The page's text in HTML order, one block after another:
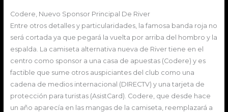
Codere, Nuevo Sponsor Principal De River
Entre otros detalles y particularidades, la famosa banda roja no
será cortada ya que pegará la vuelta por arriba del hombro y la
espalda. La camiseta alternativa nueva de River tiene en el
centro como sponsor a una casa de apuestas (Codere) y es
factible que sume otros auspiciantes del club como una
cadena de medios internacional (DIRECTV) y una tarjeta de
protección para turistas (AsistCard). Codere, que desde hace
un año aparecía en las mangas de la camiseta, reemplazará a